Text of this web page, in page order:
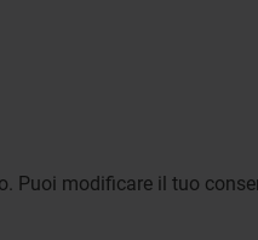
Puoi modificare il tuo